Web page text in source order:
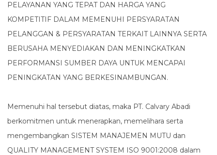
PELAYANAN YANG TEPAT DAN HARGA YANG
KOMPETITIF DALAM MEMENUHI PERSYARATAN
PELANGGAN & PERSYARATAN TERKAIT LAINNYA SERTA
BERUSAHA MENYEDIAKAN DAN MENINGKATKAN
PERFORMANSI SUMBER DAYA UNTUK MENCAPAI
PENINGKATAN YANG BERKESINAMBUNGAN.
Memenuhi hal tersebut diatas, maka PT. Calvary Abadi
berkomitmen untuk menerapkan, memelihara serta
mengembangkan SISTEM MANAJEMEN MUTU dan
QUALITY MANAGEMENT SYSTEM ISO 9001:2008 dalam